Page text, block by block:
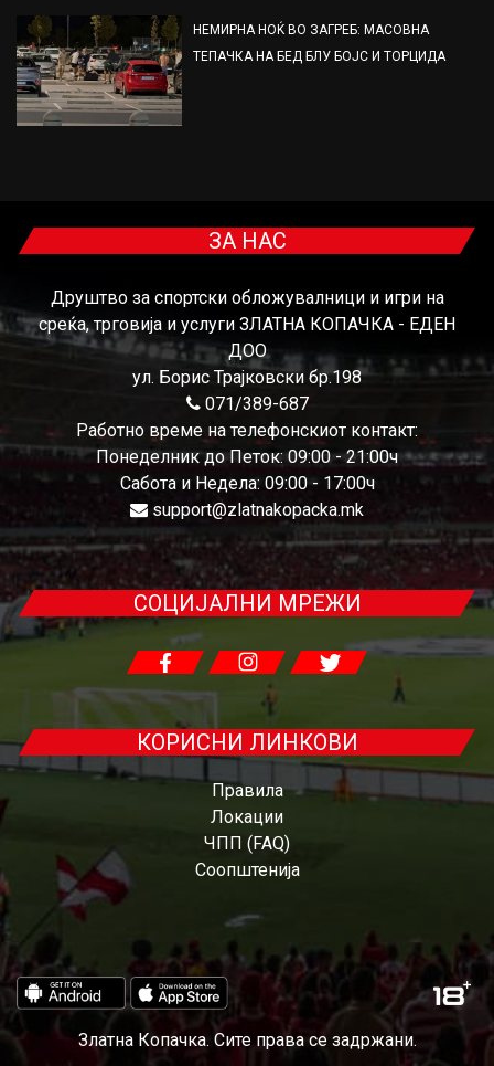
НЕМИРНА НОЌ ВО ЗАГРЕБ: МАСОВНА
ТЕПАЧКА НА БЕД БЛУ БОЈС И ТОРЦИДА
ЗА НАС
Друштво за спортски обложувалници и игри на
среќа, трговија и услуги ЗЛАТНА КОПАЧКА - ЕДЕН
ДОО
ул. Борис Трајковски бр.198
071/389-687
Работно време на телефонскиот контакт:
Понеделник до Петок: 09:00 - 21:00ч
Сабота и Недела: 09:00 - 17:00ч
support@zlatnakopacka.mk
СОЦИЈАЛНИ МРЕЖИ
КОРИСНИ ЛИНКОВИ
Правила
Локации
ЧПП (FAQ)
Соопштенија
Златна Копачка. Сите права се задржани.